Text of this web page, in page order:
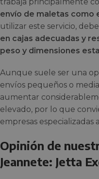
envío de maletas como
utilizar este servicio,
en cajas adecuadas y
peso y dimensiones
Aunque suele ser una
envíos pequeños o
aumentar
elevado, por lo que
empresas
Opinión de
Jeannete: Jetta